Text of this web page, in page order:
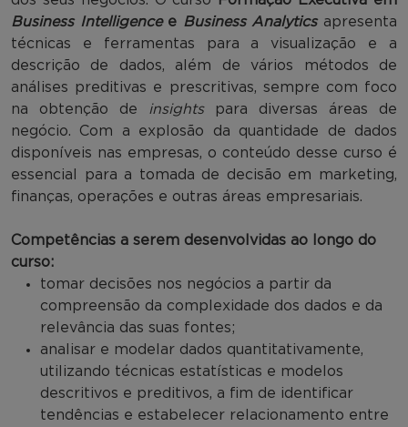
Business Intelligence e Business Analyticsapresenta
técnicas e ferramentas para a visualização e a
descrição de dados, além de vários métodos de
análises preditivas e prescritivas, sempre com foco
na obtenção de
insightspara diversas áreas de
negócio. Com a explosão da quantidade de dados
disponíveis nas empresas, o conteúdo desse curso é
essencial para a tomada de decisão em marketing,
finanças, operações e outras áreas empresariais.
Competências a serem desenvolvidas ao longo do
curso:
tomar decisões nos negócios a partir da
compreensão da complexidade dos dados e da
relevância das suas fontes;
analisar e modelar dados quantitativamente,
utilizando técnicas estatísticas e modelos
descritivos e preditivos, a fim de identificar
tendências e estabelecer relacionamento entre